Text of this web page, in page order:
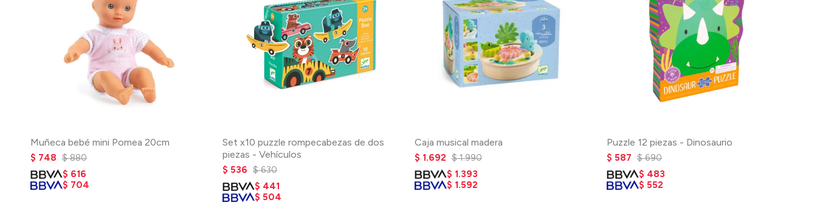
Muñeca bebé mini Pomea 20cm
$ 748 $ 880
$ 616
$ 704
Set x10 puzzle rompecabezas de dos
piezas - Vehículos
$ 536 $ 630
$ 441
$ 504
Caja musical madera
$ 1.692 $ 1.990
$ 1.393
$ 1.592
Puzzle 12 piezas - Dinosaurio
$ 587 $ 690
$ 483
$ 552